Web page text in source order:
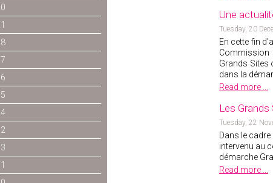
Une
Tuesday, 20
En cette fin
Commission
Grands Sites
dans la
Read more ...
Les
Tuesday, 22
Dans le
intervenu au
démarche
Read more ...